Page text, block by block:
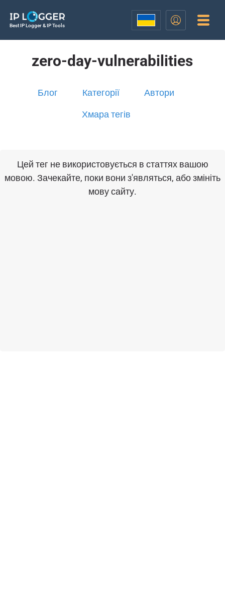
Best IP Logger & IP Tools
zero-day-vulnerabilities
Блог Категорії Автори
Хмара тегів